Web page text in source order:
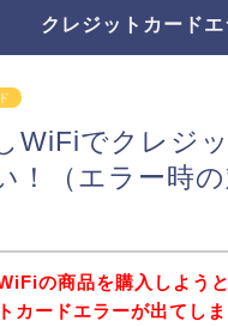
クレジットカード
WiFiでクレジ
！（エラー時の
の商品を購入しようと
カードエラーが出てしま